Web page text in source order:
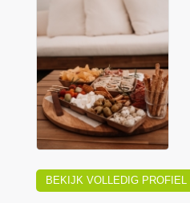
BEKIJK VOLLEDIG PROFIEL